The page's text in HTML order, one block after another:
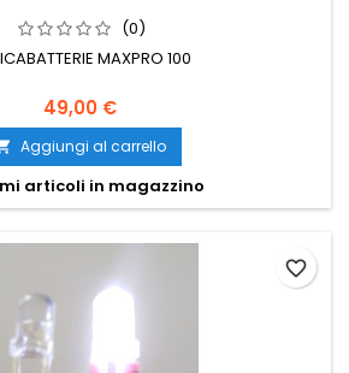
(0)
MAXPRO 100
49,00 €
Aggiungi al carrello
articoli in magazzino
favorite_border